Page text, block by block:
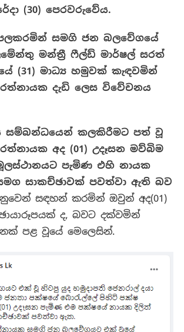
(30) පෙරවරුවේය.
සමගි ජන බලවේගයේ
මන්ත්‍රී ෆීල්ඩ් මාර්ෂල් සරත්
(31) මාධ්‍ය හමුවක් කැඳවමින්
රත්නායක දැඩි ලෙස විවේචනය
සම්බන්ධයෙන් කලකිරීමට පත් වූ
අද (01) උදෑසන මව්බිම
පැමිණ එහි නායක
සාකච්ඡාවක් පවත්වා ඇති බව
සඳහන් කරමින් ඔවුන් අද(01)
ද, බවට දක්වමින්
පළ වූයේ මෙලෙසින්.